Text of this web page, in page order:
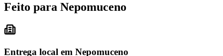
Feito para Nepomuceno
Entrega local em Nepomuceno